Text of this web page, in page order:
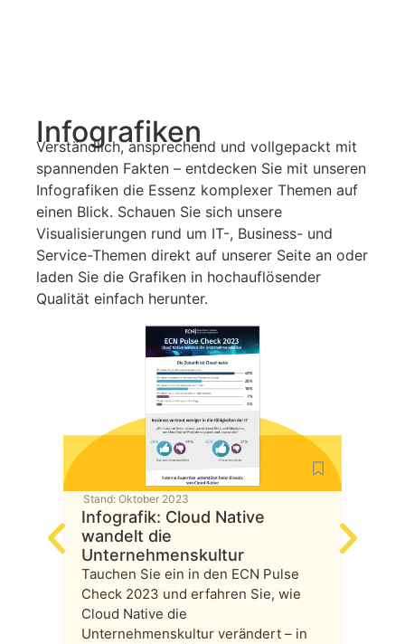
Infografiken
Verständlich, ansprechend und vollgepackt mit
spannenden Fakten – entdecken Sie mit unseren
Infografiken die Essenz komplexer Themen auf
einen Blick. Schauen Sie sich unsere
Visualisierungen rund um IT-, Business- und
Service-Themen direkt auf unserer Seite an oder
laden Sie die Grafiken in hochauflösender
Qualität einfach herunter.
Stand: Oktober 2023
Infografik: Cloud Native
wandelt die
Unternehmenskultur
Tauchen Sie ein in den ECN Pulse
Check 2023 und erfahren Sie, wie
Cloud Native die
Unternehmenskultur verändert – in